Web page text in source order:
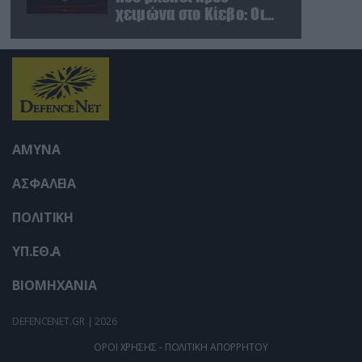
χειμώνα στο Κίεβο: Οι
εγκαταστάσεις του
ΑΜΥΝΑ
ΑΣΦΑΛΕΙΑ
ΠΟΛΙΤΙΚΗ
ΥΠ.ΕΘ.Α
ΒΙΟΜΗΧΑΝΙΑ
DEFENCENET.GR | 2026
ΟΡΟΙ ΧΡΗΣΗΣ - ΠΟΛΙΤΙΚΗ ΑΠΟΡΡΗΤΟΥ